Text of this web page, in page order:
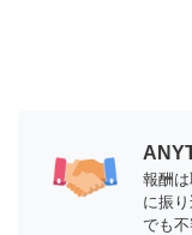
報酬
に振
でも